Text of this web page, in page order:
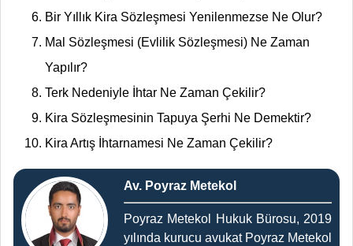
Bir Yıllık Kira Sözleşmesi Yenilenmezse Ne Olur?
Mal Sözleşmesi (Evlilik Sözleşmesi) Ne Zaman
Yapılır?
Terk Nedeniyle İhtar Ne Zaman Çekilir?
Kira Sözleşmesinin Tapuya Şerhi Ne Demektir?
Kira Artış İhtarnamesi Ne Zaman Çekilir?
Av. Poyraz Metekol
Poyraz Metekol Hukuk Bürosu, 2019
yılında kurucu avukat Poyraz Metekol